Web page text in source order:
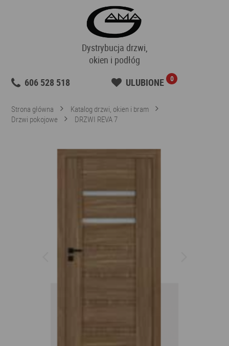
Dystrybucja drzwi,
okien i podłóg
606 528 518
ULUBIONE 0
Strona główna
Katalog drzwi, okien i bram
Drzwi pokojowe
DRZWI REVA 7